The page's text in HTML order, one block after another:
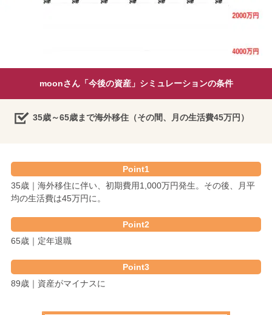
moonさん「今後の資産」シミュレーションの条件
35歳～65歳まで海外移住（その間、月の生活費45万円）
Point1
35歳｜海外移住に伴い、初期費用1,000万円発生。その後、月平
均の生活費は45万円に。
Point2
65歳｜定年退職
Point3
89歳｜資産がマイナスに